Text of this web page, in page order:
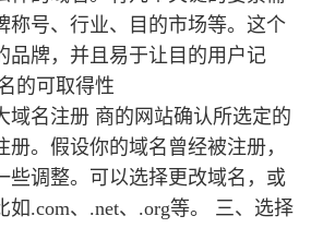
称号、行业、目的市场等。这个
品牌，并且易于让目的用户记
的可取得性
域名注册 商的网站确认所选定的
。假设你的域名曾经被注册，
些调整。可以选择更改域名，或
如.com、.net、.org等。 三、选择